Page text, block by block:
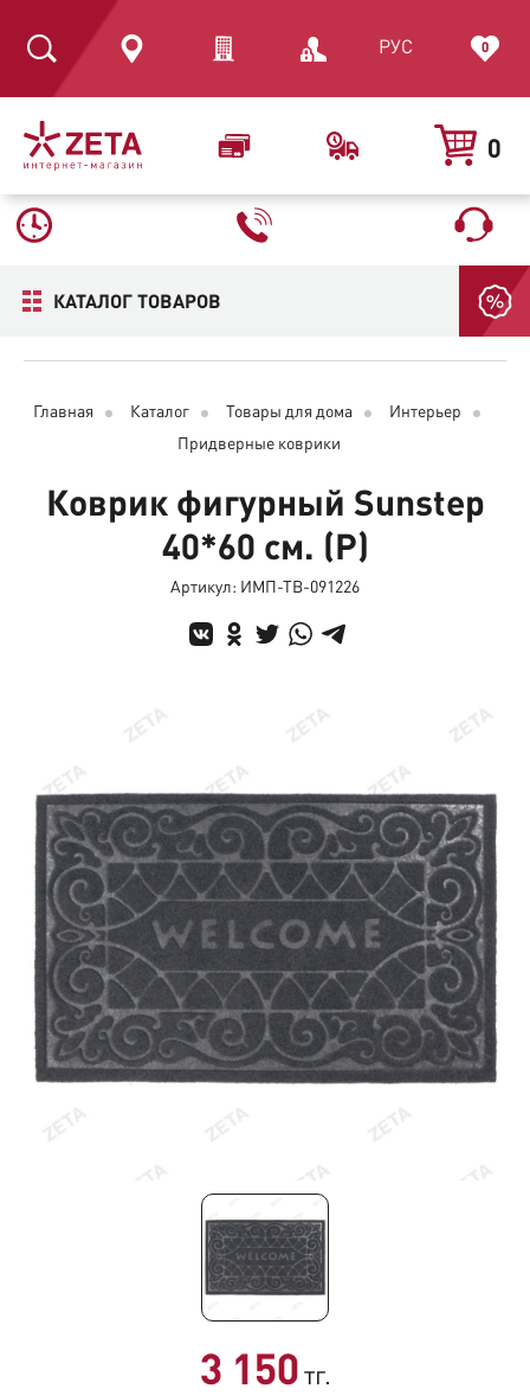
0
РУС 0
КАТАЛОГ ТОВАРОВ
Главная Каталог Товары для дома
Интерьер
Придверные коврики
Коврик фигурный Sunstep
40*60 см. (Р)
Артикул: ИМП-ТВ-091226
3 150 тг.